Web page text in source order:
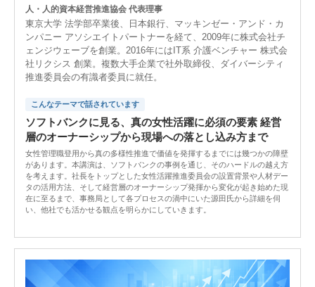
人・人的資本経営推進協会 代表理事
東京大学 法学部卒業後、日本銀行、マッキンゼー・アンド・カ
ンパニー アソシエイトパートナーを経て、2009年に株式会社チ
ェンジウェーブを創業。2016年にはIT系 介護ベンチャー 株式会
社リクシス 創業。複数大手企業で社外取締役、ダイバーシティ
推進委員会の有識者委員に就任。
こんなテーマで話されています
ソフトバンクに見る、真の女性活躍に必須の要素 経営
層のオーナーシップから現場への落とし込み方まで
女性管理職登用から真の多様性推進で価値を発揮するまでには幾つかの障壁
があります。本講演は、ソフトバンクの事例を通じ、そのハードルの越え方
を考えます。社長をトップとした女性活躍推進委員会の設置背景や人材デー
タの活用方法、そして経営層のオーナーシップ発揮から変化が起き始めた現
在に至るまで、事務局として各プロセスの渦中にいた源田氏から詳細を伺
い、他社でも活かせる観点を明らかにしていきます。